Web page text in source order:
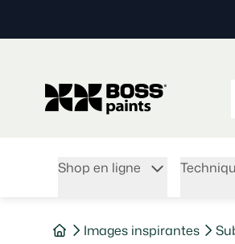
Shop en ligne
Images inspirantes